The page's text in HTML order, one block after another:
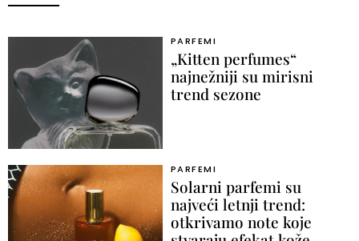
PARFEMI
„Kitten perfumes“
najnežniji su mirisni
trend sezone
PARFEMI
Solarni parfemi su
najveći letnji trend:
otkrivamo note koje